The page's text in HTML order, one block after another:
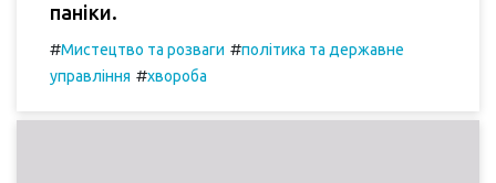
паніки.
#Мистецтво та розваги #політика та державне
управління #хвороба